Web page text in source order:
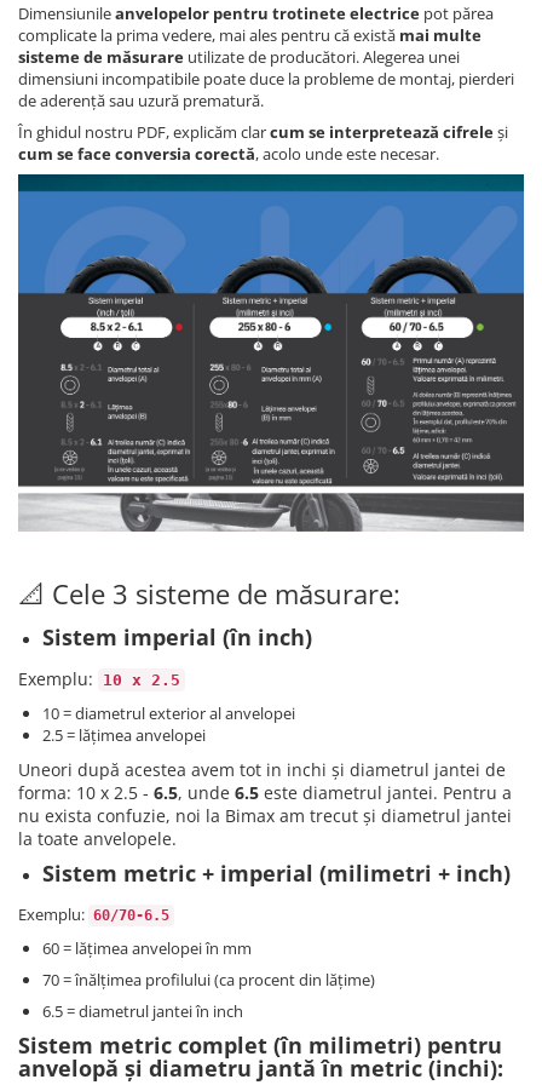
Dimensiunileanvelopelor pentru trotinete electrice pot părea
complicate la prima vedere, mai ales pentru că există mai multe
sisteme de măsurare utilizate de producători. Alegerea unei
dimensiuni incompatibile poate duce la probleme de montaj, pierderi
de aderență sau uzură prematură.
În ghidul nostru PDF, explicăm clarcum se interpretează cifreleși
cum se face conversia corectă, acolo unde este necesar.
📐 Cele 3 sisteme de măsurare:
Sistem imperial (în inch)
Exemplu: 10 x 2.5​​​​​​​
10 = diametrul exterior al anvelopei
2.5 = lățimea anvelopei
Uneori după acestea avem tot in inchi și diametrul jantei de
forma: 10 x 2.5 - 6.5, unde 6.5 este diametrul jantei. Pentru a
nu exista confuzie, noi la Bimax am trecut și diametrul jantei
la toate anvelopele.
Sistem metric + imperial (milimetri + inch)
Exemplu: 60/70-6.5
60 = lățimea anvelopei în mm
70 = înălțimea profilului (ca procent din lățime)
​​​​​​​6.5 = diametrul jantei în inch
Sistem metric complet (în milimetri) pentru
anvelopă și diametru jantă în metric (inchi):